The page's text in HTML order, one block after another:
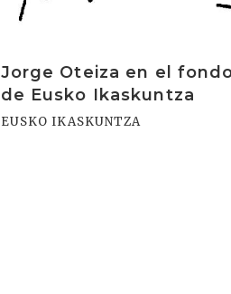
Jorge Oteiza en el
de Eusko Ikaskuntza
EUSKO IKASKUNTZA